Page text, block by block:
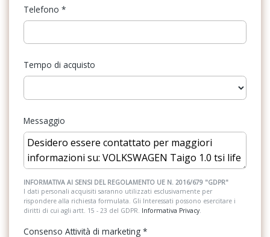
Illuminazione abitacolo
Illuminazione bagagliaio
Impianto audio con touchscreen
Kit riparazione pneumatici / tirefit
Luci diurne
Pacchetto
Pacchetto sicurezza
Attivazione automatica luce di marcia
Calotte degli specchietti in tinta carrozzeria
Cerchi in lega belmopan 6 j x 16 con pneumatici 205/60 r16 a
Chiamata di emergenza
Chiusura centralizzata con telecomando e 2 chiavi estraibili a
radiofrequenza
Cinture di sicurezza anteriori automatiche a 3 punti, con
pretensionatore e regolabili in altezza
Climatizzatore manuale
Telefono *
Tempo di acquisto
Messaggio
INFORMATIVA AI SENSI DEL REGOLAMENTO UE N. 2016/679 "GDPR"
I dati personali acquisiti saranno utilizzati esclusivamente per
rispondere alla richiesta formulata. Gli Interessati possono esercitare i
diritti di cui agli artt. 15 - 23 del GDPR. Informativa Privacy
Consenso Attività di marketing *